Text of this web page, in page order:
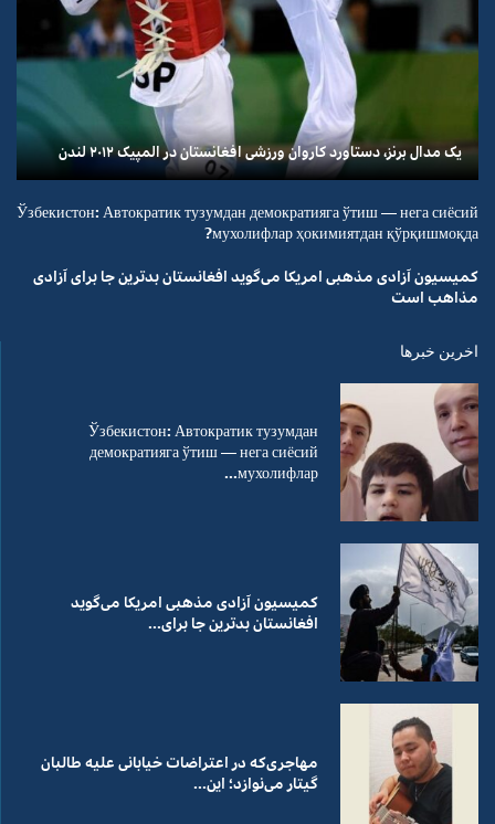
یک مدال برنز، دستاورد کاروان ورزشی افغانستان در المپیک ۲۰۱۲ لندن
Ўзбекистон: Автократик тузумдан демократияга ўтиш — нега сиёсий
мухолифлар ҳокимиятдан қўрқишмоқда?
کمیسیون آزادی مذهبی امریکا می‌گوید افغانستان بدترین جا برای آزادی
مذاهب است
اخرین خبرها
Ўзбекистон: Автократик тузумдан
демократияга ўтиш — нега сиёсий
мухолифлар...
کمیسیون آزادی مذهبی امریکا می‌گوید
افغانستان بدترین جا برای...
مهاجری‌که در اعتراضات خیابانی علیه طالبان
گیتار می‌نوازد؛ این...